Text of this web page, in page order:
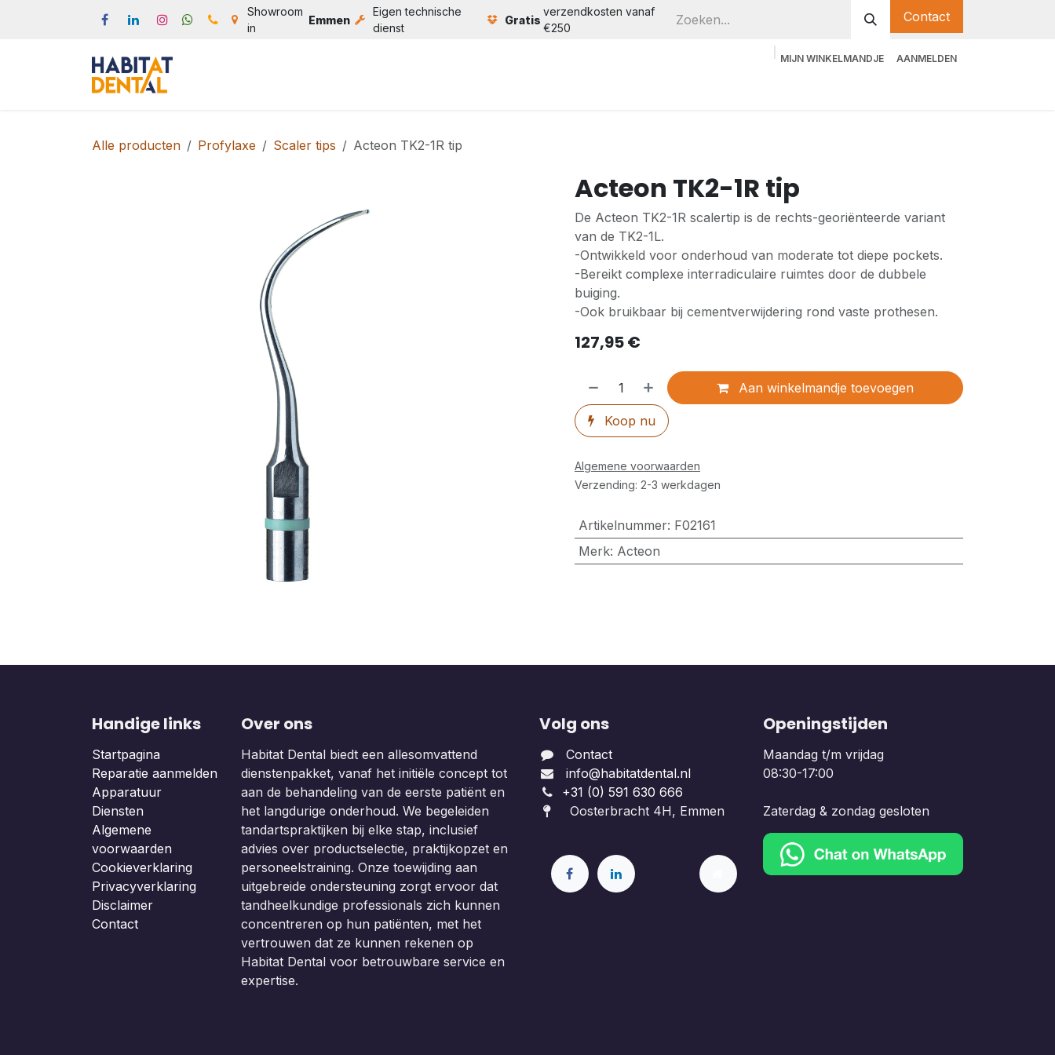
Showroom
in
Emmen
Eigen technische
dienst
Gratis
verzendkosten vanaf
€250
Contact
MIJN WINKELMANDJE AANMELDEN
Alle producten Profylaxe Scaler tips Acteon TK2-1R tip
Acteon TK2-1R tip
De Acteon TK2-1R scalertip is de rechts-georiënteerde variant
van de TK2-1L.
-Ontwikkeld voor onderhoud van moderate tot diepe pockets.
-Bereikt complexe interradiculaire ruimtes door de dubbele
buiging.
-Ook bruikbaar bij cementverwijdering rond vaste prothesen.
127,95€
Aan winkelmandje toevoegen
Koop nu
Algemene voorwaarden
Verzending: 2-3 werkdagen
Artikelnummer: F02161
Merk: Acteon
Handige links
Startpagina
Reparatie aanmelden
Apparatuur
Diensten
Algemene
voorwaarden
Cookieverklaring
Privacyverklaring
Disclaimer
Contact
Over ons
Habitat Dental biedt een allesomvattend
dienstenpakket, vanaf het initiële concept tot
aan de behandeling van de eerste patiënt en
het langdurige onderhoud. We begeleiden
tandartspraktijken bij elke stap, inclusief
advies over productselectie, praktijkopzet en
personeelstraining. Onze toewijding aan
uitgebreide ondersteuning zorgt ervoor dat
tandheelkundige professionals zich kunnen
concentreren op hun patiënten, met het
vertrouwen dat ze kunnen rekenen op
Habitat Dental voor betrouwbare service en
expertise.
Volg ons
Contact
info@habitatdental.nl
+31 (0) 591 630 666
Oosterbracht 4H, Emmen
Openingstijden
Maandag t/m vrijdag
08:30-17:00
Zaterdag & zondag gesloten